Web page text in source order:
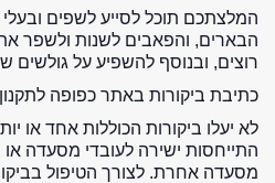
המלצתכם תוכל לסייע לשפים
הבארים, והפאבים לשנות ולשפר את
רוצים, ובנוסף להשפיע על גולשים
כתיבת ביקורות באתר כפופה
לא יעלו ביקורות הכוללות אחד או
התייחסות ישירה לעובדי מסעדה או
מסעדה אחרת. לצורך הטיפול